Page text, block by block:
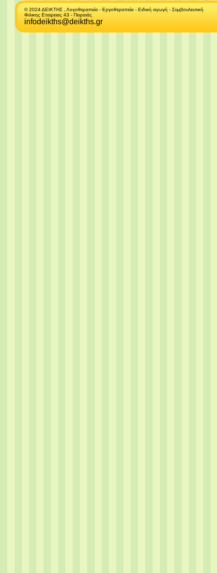
© 2024 ΔΕΙΚΤΗΣ , Λογοθεραπεία - Εργοθεραπεία - Ειδική αγωγή - Συμβουλευτική
Φιλικης Εταιρειας 43 - Πειραιάς
infodeikths@deikths.gr